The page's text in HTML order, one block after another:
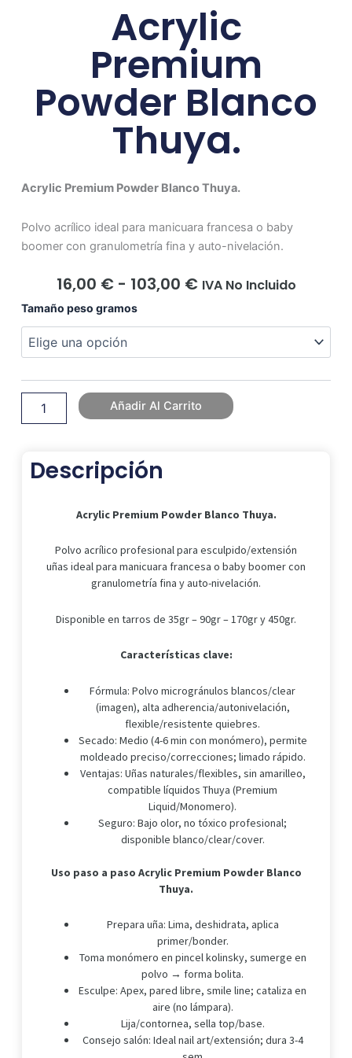
Acrylic
Premium
Powder Blanco
Thuya.
Acrylic Premium Powder Blanco Thuya.
Polvo acrílico ideal para manicuara francesa o baby
boomer con granulometría fina y auto-nivelación.
16,00 € - 103,00 €Rango
16,00 €
103,00 €
IVA No Incluido
Tamaño peso gramos
Acrylic
Powder
Blanco
cantidad
Añadir Al Carrito
Descripción
Acrylic Premium Powder Blanco Thuya.
Polvo acrílico profesional para esculpido/extensión
uñas ideal para manicuara francesa o baby boomer con
granulometría fina y auto-nivelación.
Disponible en tarros de 35gr – 90gr – 170gr y 450gr.
Características clave:
Fórmula: Polvo microgránulos blancos/clear
(imagen), alta adherencia/autonivelación,
flexible/resistente quiebres.
Secado: Medio (4-6 min con monómero), permite
moldeado preciso/correcciones; limado rápido.
Ventajas: Uñas naturales/flexibles, sin amarilleo,
compatible líquidos Thuya (Premium
Liquid/Monomero).
Seguro: Bajo olor, no tóxico profesional;
disponible blanco/clear/cover.
Uso paso a paso Acrylic Premium Powder Blanco
Thuya.
Prepara uña: Lima, deshidrata, aplica
primer/bonder.
Toma monómero en pincel kolinsky, sumerge en
polvo → forma bolita.
Esculpe: Apex, pared libre, smile line; cataliza en
aire (no lámpara).
Lija/contornea, sella top/base.
Consejo salón: Ideal nail art/extensión; dura 3-4